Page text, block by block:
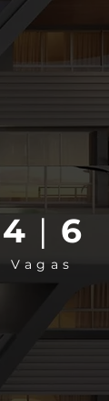
4 | 6
Vagas